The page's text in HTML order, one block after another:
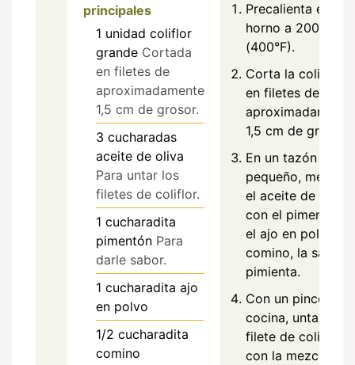
principales
1 unidad coliflor
grande Cortada
en filetes de
aproximadamente
1,5 cm de grosor.
3 cucharadas
aceite de oliva
Para untar los
filetes de coliflor.
1 cucharadita
pimentón Para
darle sabor.
1 cucharadita ajo
en polvo
1/2 cucharadita
comino
Precalienta el
horno a 200°C
(400°F).
Corta la coliflor
en filetes de
aproximadamente
1,5 cm de grosor.
En un tazón
pequeño, mezcla
el aceite de oliva
con el pimentón,
el ajo en polvo, el
comino, la sal y la
pimienta.
Con un pincel de
cocina, unta cada
filete de coliflor
con la mezcla de